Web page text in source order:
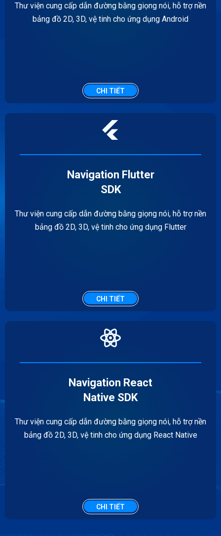
Thư viện cung cấp dẫn đường bằng giọng nói, hỗ trợ nền
bảng đồ 2D, 3D, vệ tinh cho ứng dụng Android
CHI TIẾT
Navigation Flutter
SDK
Thư viện cung cấp dẫn đường bằng giọng nói, hỗ trợ nền
bảng đồ 2D, 3D, vệ tinh cho ứng dụng Flutter
CHI TIẾT
Navigation React
Native SDK
Thư viện cung cấp dẫn đường bằng giọng nói, hỗ trợ nền
bảng đồ 2D, 3D, vệ tinh cho ứng dụng React Native
CHI TIẾT